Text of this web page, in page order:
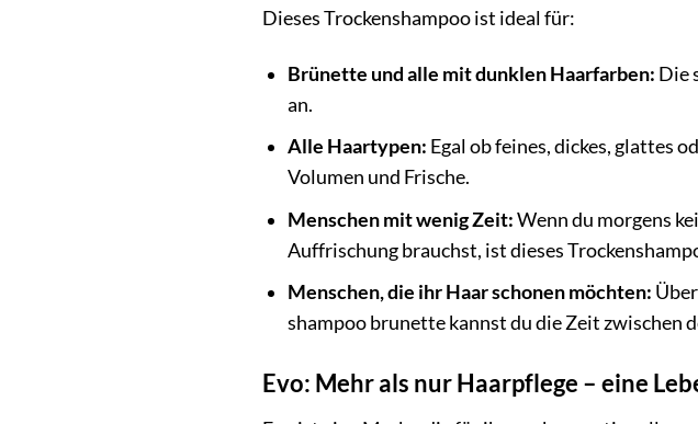
Dieses Trockenshampoo ist ideal für:
Brünette und alle mit dunklen Haarfarben: Die
an.
Alle Haartypen: Egal ob feines, dickes, glattes
Volumen und Frische.
Menschen mit wenig Zeit:Wenn du morgens
Auffrischung brauchst, ist dieses
Menschen, die ihr Haar schonen möchten:
shampoo brunette kannst du die Zeit zwischen
Evo: Mehr als nur Haarpflege – eine